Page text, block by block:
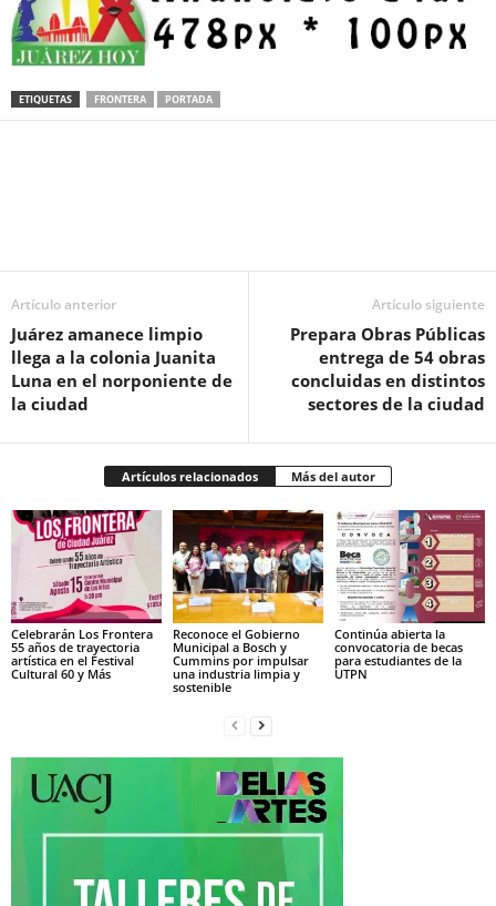
ETIQUETAS FRONTERA PORTADA
Artículo anterior
Juárez amanece limpio
llega a la colonia Juanita
Luna en el norponiente de
la ciudad
Artículo siguiente
Prepara Obras Públicas
entrega de 54 obras
concluidas en distintos
sectores de la ciudad
Artículos relacionados Más del autor
Celebrarán Los Frontera
55 años de trayectoria
artística en el Festival
Cultural 60 y Más
Reconoce el Gobierno
Municipal a Bosch y
Cummins por impulsar
una industria limpia y
sostenible
Continúa abierta la
convocatoria de becas
para estudiantes de la
UTPN